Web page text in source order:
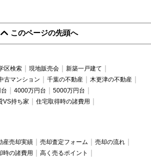
このページの先頭へ
区検索 現地販売会
新築一戸建て
古マンション 千葉の不動産
木更津の不動産
4000万円台
5000万円台
VS持ち家
住宅取得時の諸費用
産売却実績 売却査定フォーム
売却の流れ
時の諸費用
高く売るポイント